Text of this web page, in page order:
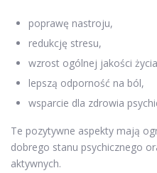
poprawę nastroju,
redukcję stresu,
wzrost ogólnej jakości
lepszą odporność na ból,
wsparcie dla zdrowia
Te pozytywne aspekty mają
dobrego stanu psychicznego
aktywnych.